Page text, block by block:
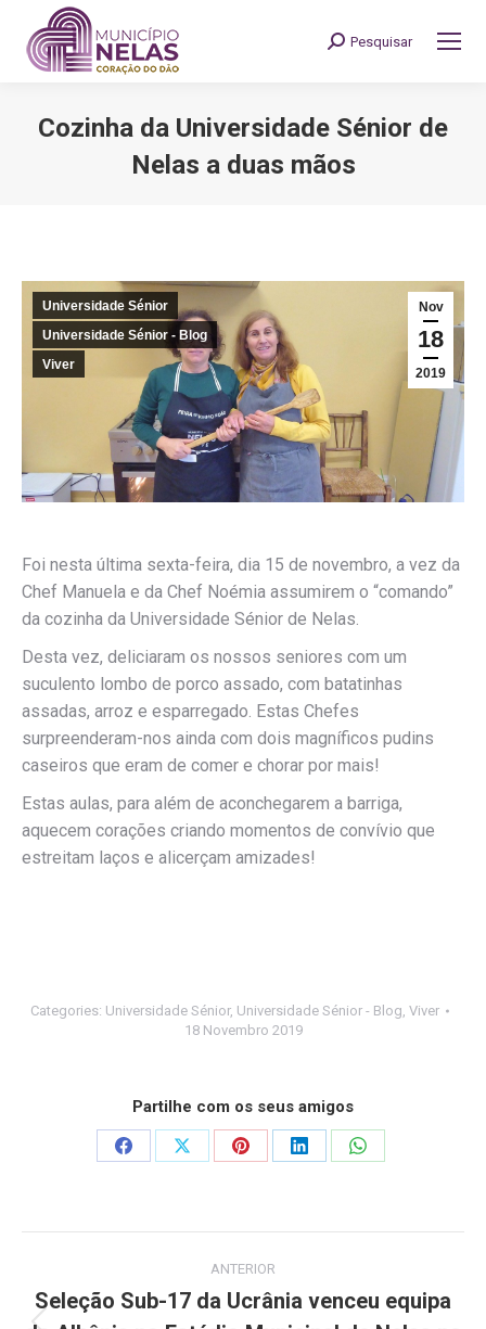
Search:
Pesquisar
Cozinha da Universidade Sénior de
Nelas a duas mãos
Nov
18
2019
Universidade Sénior
Universidade Sénior - Blog
Viver
Foi nesta última sexta-feira, dia 15 de novembro, a vez da
Chef Manuela e da Chef Noémia assumirem o “comando”
da cozinha da Universidade Sénior de Nelas.
Desta vez, deliciaram os nossos seniores com um
suculento lombo de porco assado, com batatinhas
assadas, arroz e esparregado. Estas Chefes
surpreenderam-nos ainda com dois magníficos pudins
caseiros que eram de comer e chorar por mais!
Estas aulas, para além de aconchegarem a barriga,
aquecem corações criando momentos de convívio que
estreitam laços e alicerçam amizades!
Categories: Universidade Sénior, Universidade Sénior - Blog, Viver
18 Novembro 2019
Partilhe com os seus amigos
Share
Share
Share
Share
Share
navigation
ANTERIOR
Seleção Sub-17 da Ucrânia venceu equipa